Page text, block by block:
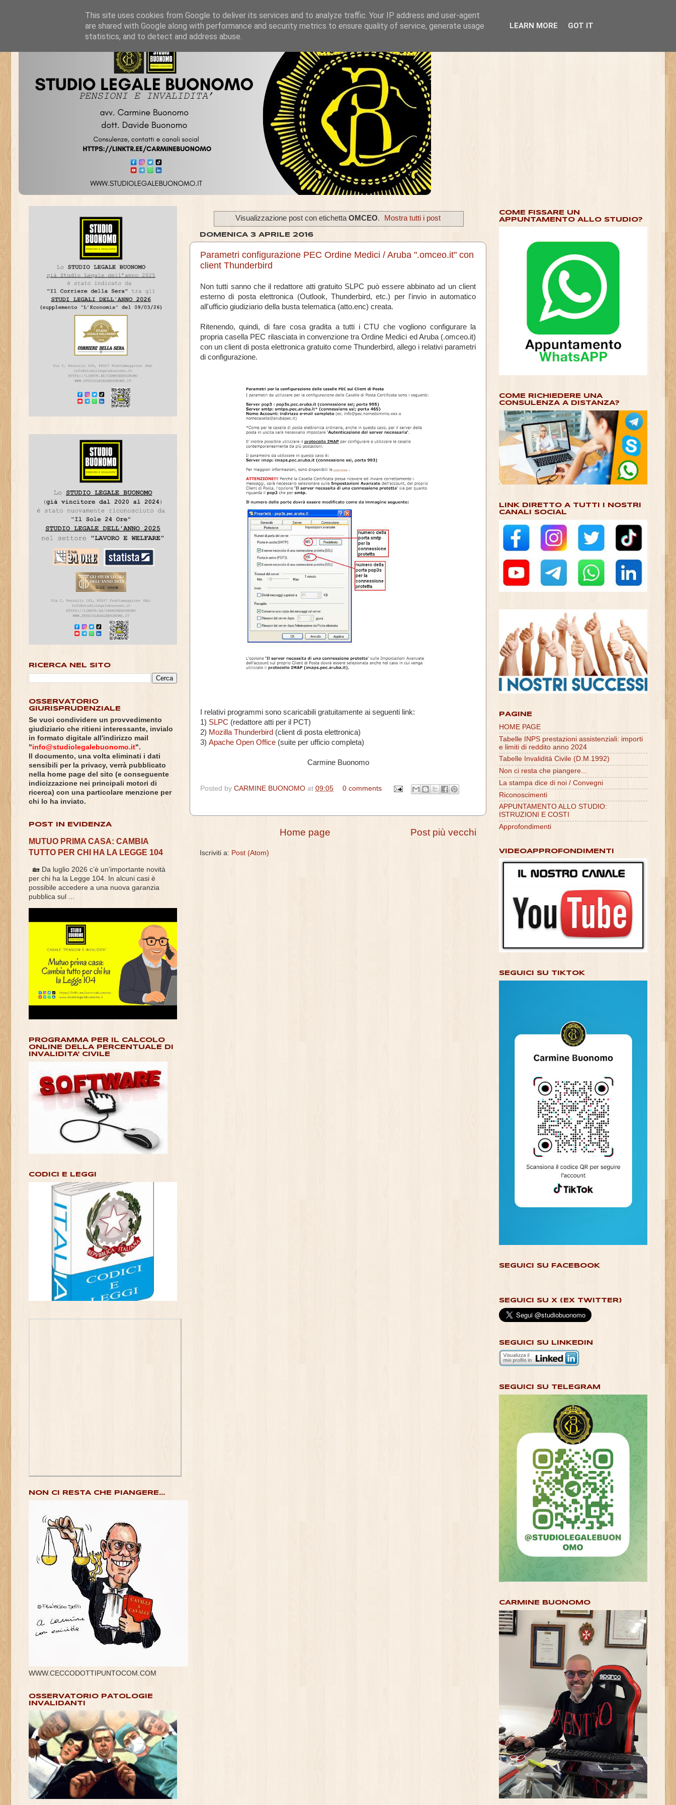
Visualizzazione post con etichettaOMCEO. Mostra tutti i post
DOMENICA 3 APRILE 2016
Parametri configurazione PEC Ordine Medici / Aruba ".omceo.it" con
client Thunderbird
Non tutti sanno che il redattore atti gratuito SLPC può essere abbinato ad un client
esterno di posta elettronica (Outlook, Thunderbird, etc.) per l'invio in automatico
all'ufficio giudiziario della busta telematica (atto.enc) creata.
Ritenendo, quindi, di fare cosa gradita a tutti i CTU che vogliono configurare la
propria casella PEC rilasciata in convenzione tra Ordine Medici ed Aruba (.omceo.it)
con un client di posta elettronica gratuito come Thunderbird, allego i relativi parametri
di configurazione.
I relativi programmi sono scaricabili gratuitamente ai seguenti link:
1) SLPC (redattore atti per il PCT)
2) Mozilla Thunderbird (client di posta elettronica)
3) Apache Open Office (suite per ufficio completa)
Carmine Buonomo
Posted by CARMINE BUONOMO at 09:05 0 comments
Post più vecchi
Home page
Iscriviti a: Post (Atom)
RICERCA NEL SITO
OSSERVATORIO
GIURISPRUDENZIALE
Se vuoi condividere un provvedimento
giudiziario che ritieni interessante, invialo
in formato digitale all'indirizzo mail
"info@studiolegalebuonomo.it".
Il documento, una volta eliminati i dati
sensibili per la privacy, verrà pubblicato
nella home page del sito (e conseguente
indicizzazione nei principali motori di
ricerca) con una particolare menzione per
chi lo ha inviato.
POST IN EVIDENZA
MUTUO PRIMA CASA: CAMBIA
TUTTO PER CHI HA LA LEGGE 104
🏡 Da luglio 2026 c’è un’importante novità
per chi ha la Legge 104. In alcuni casi è
possibile accedere a una nuova garanzia
pubblica sul ...
PROGRAMMA PER IL CALCOLO
ONLINE DELLA PERCENTUALE DI
INVALIDITA' CIVILE
CODICI E LEGGI
NON CI RESTA CHE PIANGERE...
WWW.CECCODOTTIPUNTOCOM.COM
OSSERVATORIO PATOLOGIE
INVALIDANTI
COME FISSARE UN
APPUNTAMENTO ALLO STUDIO?
COME RICHIEDERE UNA
CONSULENZA A DISTANZA?
LINK DIRETTO A TUTTI I NOSTRI
CANALI SOCIAL
PAGINE
HOME PAGE
Tabelle INPS prestazioni assistenziali: importi
e limiti di reddito anno 2024
Tabelle Invaliditá Civile (D.M.1992)
Non ci resta che piangere...
La stampa dice di noi / Convegni
Riconoscimenti
APPUNTAMENTO ALLO STUDIO:
ISTRUZIONI E COSTI
Approfondimenti
VIDEOAPPROFONDIMENTI
SEGUICI SU TIKTOK
SEGUICI SU FACEBOOK
SEGUICI SU X (EX TWITTER)
SEGUICI SU LINKEDIN
SEGUICI SU TELEGRAM
CARMINE BUONOMO
This site uses cookies from Google to deliver its services and to analyze traffic. Your IP address and user-agent
are shared with Google along with performance and security metrics to ensure quality of service, generate usage
statistics, and to detect and address abuse.
LEARN MORE GOT IT